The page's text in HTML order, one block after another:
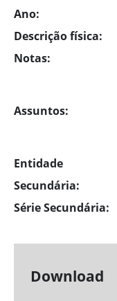
Ano:
Descrição física:
Notas:
Assuntos:
Entidade
Secundária:
Série Secundária:
Download